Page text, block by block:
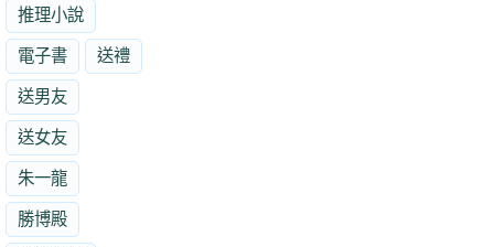
推理小說
電子書 送禮
送男友
送女友
朱一龍
勝博殿